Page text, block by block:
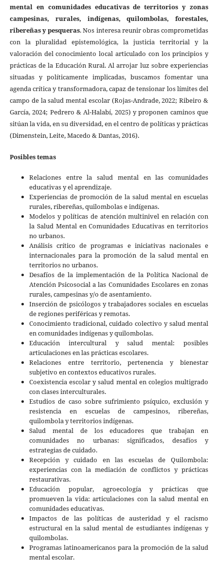
mental en comunidades educativas de territorios y zonas
campesinas, rurales, indígenas, quilombolas, forestales,
ribereñas y pesqueras. Nos interesa reunir obras comprometidas
con la pluralidad epistemológica, la justicia territorial y la
valoración del conocimiento local articulado con los principios y
prácticas de la Educación Rural. Al arrojar luz sobre experiencias
situadas y políticamente implicadas, buscamos fomentar una
agenda crítica y transformadora, capaz de tensionar los límites del
campo de la salud mental escolar (Rojas-Andrade, 2022; Ribeiro &
García, 2024; Pedrero & Al-Halabí, 2025) y proponen caminos que
sitúan la vida, en su diversidad, en el centro de políticas y prácticas
(Dimenstein, Leite, Macedo & Dantas, 2016).
Posibles temas
Relaciones entre la salud mental en las comunidades
educativas y el aprendizaje.
Experiencias de promoción de la salud mental en escuelas
rurales, ribereñas, quilombolas e indígenas.
Modelos y políticas de atención multinivel en relación con
la Salud Mental en Comunidades Educativas en territorios
no urbanos.
Análisis crítico de programas e iniciativas nacionales e
internacionales para la promoción de la salud mental en
territorios no urbanos.
Desafíos de la implementación de la Política Nacional de
Atención Psicosocial a las Comunidades Escolares en zonas
rurales, campesinas y/o de asentamiento.
Inserción de psicólogos y trabajadores sociales en escuelas
de regiones periféricas y remotas.
Conocimiento tradicional, cuidado colectivo y salud mental
en comunidades indígenas y quilombolas.
Educación intercultural y salud mental: posibles
articulaciones en las prácticas escolares.
Relaciones entre territorio, pertenencia y bienestar
subjetivo en contextos educativos rurales.
Coexistencia escolar y salud mental en colegios multigrado
con clases interculturales.
Estudios de caso sobre sufrimiento psíquico, exclusión y
resistencia en escuelas de campesinos, ribereñas,
quilombola y territorios indígenas.
Salud mental de los educadores que trabajan en
comunidades no urbanas: significados, desafíos y
estrategias de cuidado.
Recepción y cuidado en las escuelas de Quilombola:
experiencias con la mediación de conflictos y prácticas
restaurativas.
Educación popular, agroecología y prácticas que
promueven la vida: articulaciones con la salud mental en
comunidades educativas.
Impactos de las políticas de austeridad y el racismo
estructural en la salud mental de estudiantes indígenas y
quilombolas.
Programas latinoamericanos para la promoción de la salud
mental escolar.